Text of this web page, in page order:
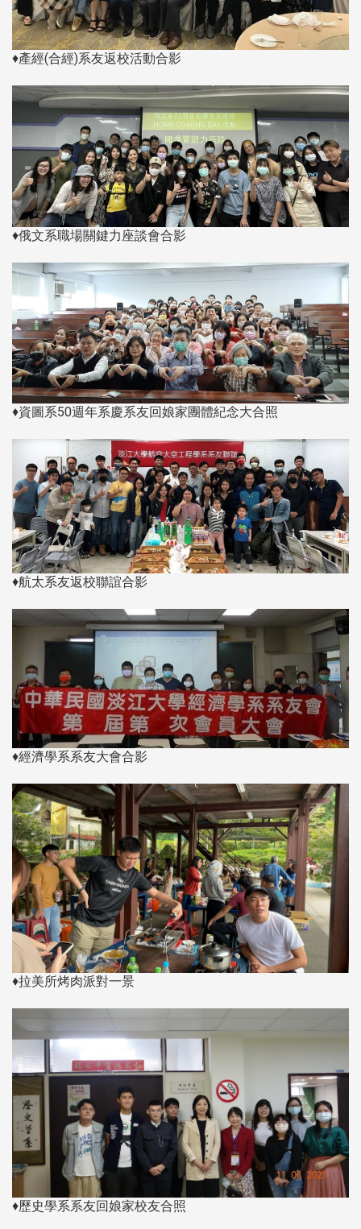
♦產經(合經)系友返校活動合影
♦俄文系職場關鍵力座談會合影
♦資圖系50週年系慶系友回娘家團體紀念大合照
♦航太系友返校聯誼合影
♦經濟學系系友大會合影
♦拉美所烤肉派對一景
♦歷史學系系友回娘家校友合照